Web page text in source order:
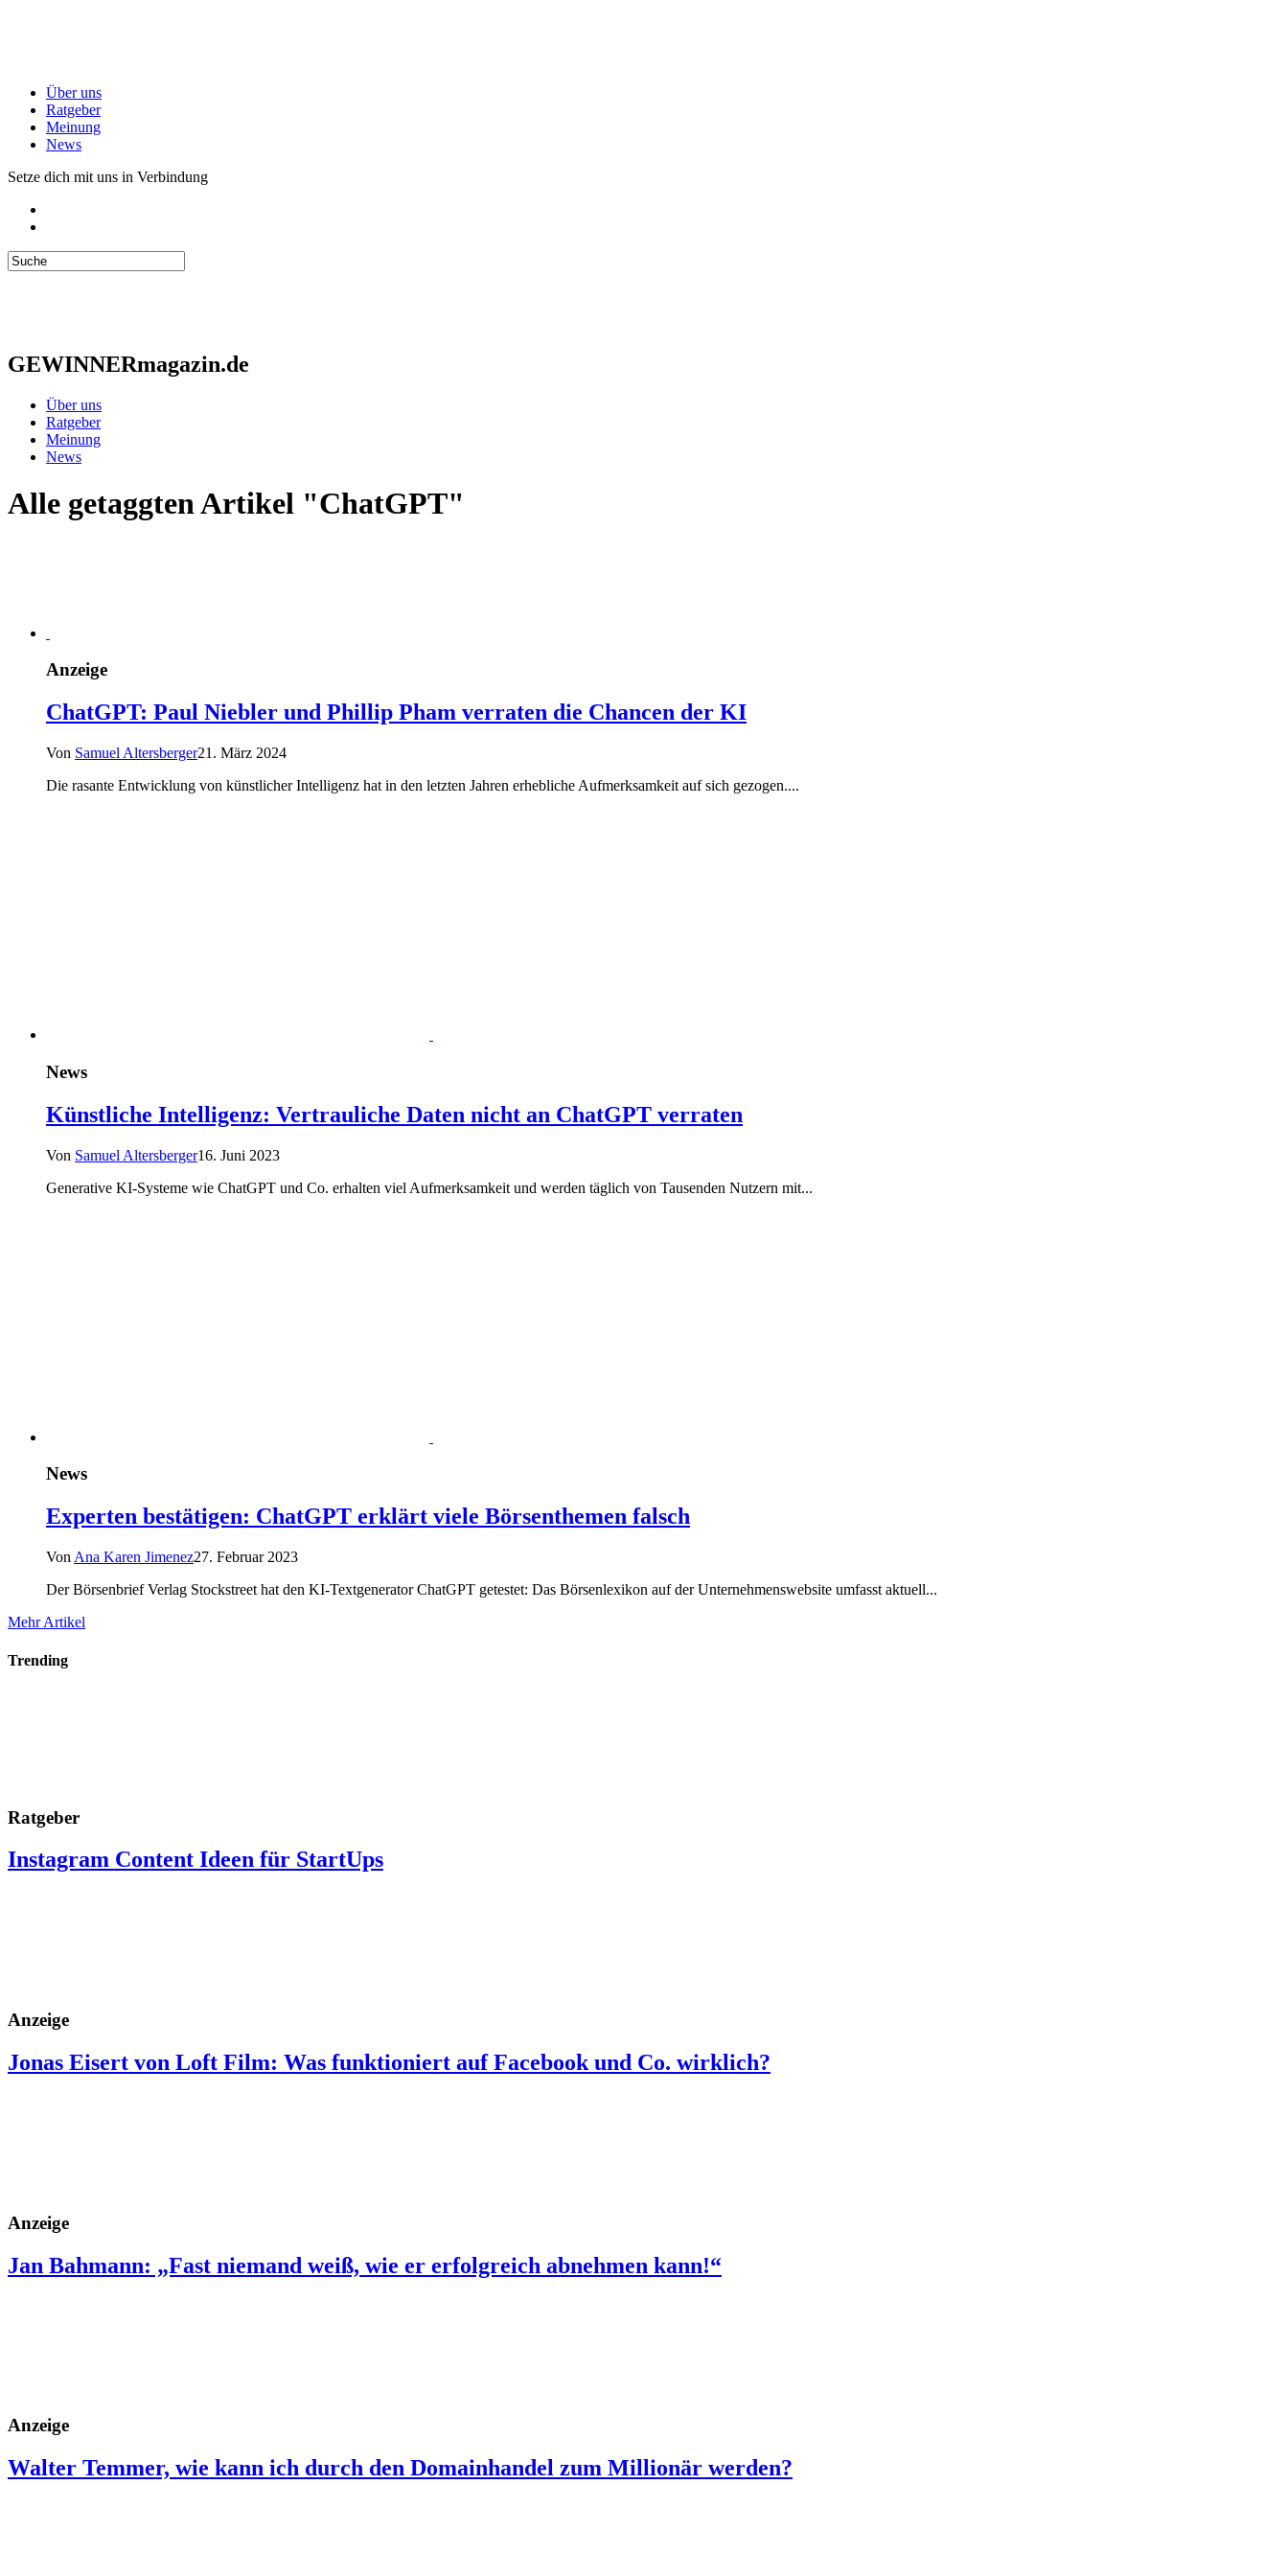
Über uns
Ratgeber
Meinung
News
Setze dich mit uns in Verbindung
GEWINNERmagazin.de
Über uns
Ratgeber
Meinung
News
Alle getaggten Artikel "ChatGPT"
Anzeige
ChatGPT: Paul Niebler und Phillip Pham verraten die Chancen der KI
Von Samuel Altersberger21. März 2024
Die rasante Entwicklung von künstlicher Intelligenz hat in den letzten Jahren erhebliche Aufmerksamkeit auf sich gezogen....
News
Künstliche Intelligenz: Vertrauliche Daten nicht an ChatGPT verraten
Von Samuel Altersberger16. Juni 2023
Generative KI-Systeme wie ChatGPT und Co. erhalten viel Aufmerksamkeit und werden täglich von Tausenden Nutzern mit...
News
Experten bestätigen: ChatGPT erklärt viele Börsenthemen falsch
Von Ana Karen Jimenez27. Februar 2023
Der Börsenbrief Verlag Stockstreet hat den KI-Textgenerator ChatGPT getestet: Das Börsenlexikon auf der Unternehmenswebsite umfasst aktuell...
Mehr Artikel
Trending
Ratgeber
Instagram Content Ideen für StartUps
Anzeige
Jonas Eisert von Loft Film: Was funktioniert auf Facebook und Co. wirklich?
Anzeige
Jan Bahmann: „Fast niemand weiß, wie er erfolgreich abnehmen kann!“
Anzeige
Walter Temmer, wie kann ich durch den Domainhandel zum Millionär werden?